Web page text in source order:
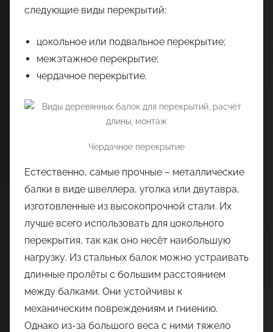
следующие виды перекрытий:
цокольное или подвальное перекрытие;
межэтажное перекрытие;
чердачное перекрытие.
Чердачное перекрытие
Естественно, самые прочные – металлические
балки в виде швеллера, уголка или двутавра,
изготовленные из высокопрочной стали. Их
лучше всего использовать для цокольного
перекрытия, так как оно несёт наибольшую
нагрузку. Из стальных балок можно устраивать
длинные пролёты с большим расстоянием
между балками. Они устойчивы к
механическим повреждениям и гниению.
Однако из-за большого веса с ними тяжело